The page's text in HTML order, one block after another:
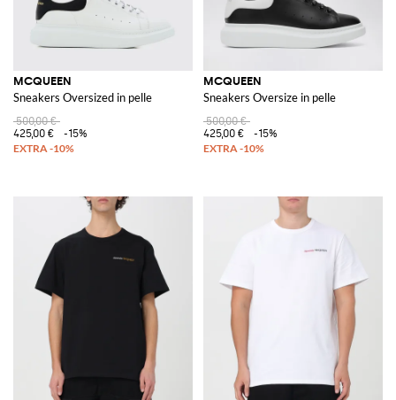
MCQUEEN
Sneakers Oversized in pelle
500,00 €
425,00 €
-15%
MCQUEEN
Sneakers Oversize in pelle
500,00 €
425,00 €
-15%